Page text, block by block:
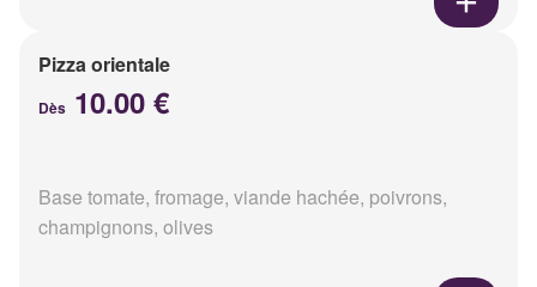
Pizza orientale
Dès 10.00 €
Base tomate, fromage, viande hachée, poivrons,
champignons, olives